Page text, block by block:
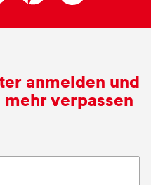
anmelden und
verpassen